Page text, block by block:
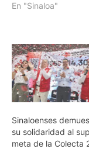
En "Sinaloa"
Sinaloenses
su solidaridad al
meta de la Colecta